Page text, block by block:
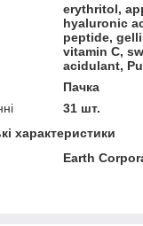
erythritol,
hyaluronic
peptide,
vitamin C,
acidulant,
Пачка
31 шт.
характеристики
Earth